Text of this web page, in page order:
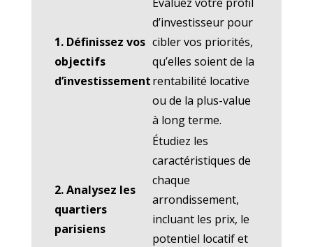
1. Définissez vos
objectifs
d’investissement
d’investisseur pour
cibler vos priorités,
qu’elles soient de la
rentabilité locative
ou de la plus-value
à long terme.
2. Analysez les
quartiers
parisiens
Étudiez les
caractéristiques de
chaque
arrondissement,
incluant les prix, le
potentiel locatif et